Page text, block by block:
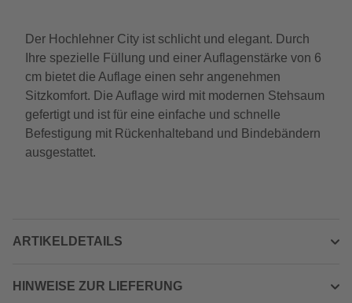
Der Hochlehner City ist schlicht und elegant. Durch
Ihre spezielle Füllung und einer Auflagenstärke von 6
cm bietet die Auflage einen sehr angenehmen
Sitzkomfort. Die Auflage wird mit modernen Stehsaum
gefertigt und ist für eine einfache und schnelle
Befestigung mit Rückenhalteband und Bindebändern
ausgestattet.
ARTIKELDETAILS
HINWEISE ZUR LIEFERUNG